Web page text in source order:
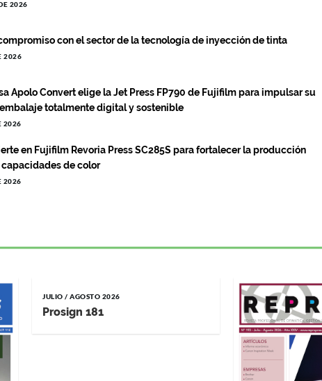
2026
con el sector de la tecnología de inyección de tinta
2026
Apolo Convert elige la Jet Press FP790 de Fujifilm para impulsar su
totalmente digital y sostenible
2026
en Fujifilm Revoria Press SC285S para fortalecer la producción
de color
2026
JULIO / AGOSTO 2026
Prosign 181